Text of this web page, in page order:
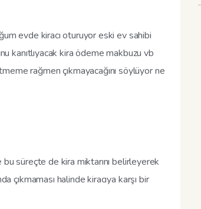
evde kiracı oturuyor eski ev sahibi
kanıtlıyacak kira ödeme makbuzu vb
rağmen çıkmayacağını söylüyor ne
süreçte de kira miktarını belirleyerek
çıkmaması halinde kiracıya karşı bir